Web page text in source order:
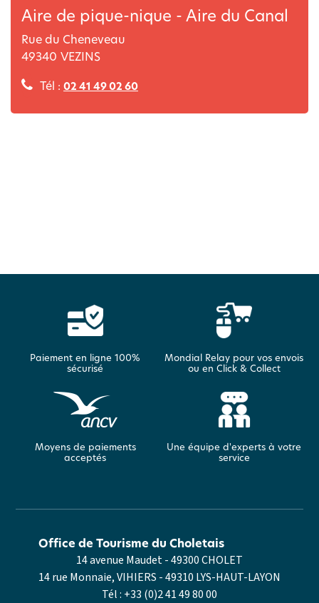
Aire de pique-nique - Aire du Canal
Rue du Cheneveau
49340 VEZINS
Tél : 02 41 49 02 60
Paiement en ligne 100%
sécurisé
Mondial Relay pour vos envois
ou en Click & Collect
Moyens de paiements
acceptés
Une équipe d'experts à votre
service
14 avenue Maudet - 49300 CHOLET
14 rue Monnaie, VIHIERS - 49310 LYS-HAUT-LAYON
Tél : +33 (0)2 41 49 80 00
Office de Tourisme du Choletais